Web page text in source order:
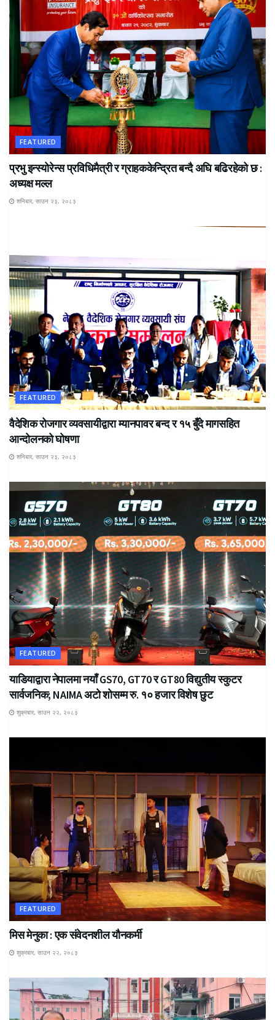
FEATURED
प्रभु इन्स्योरेन्स प्रविधिमैत्री र ग्राहककेन्द्रित बन्दै अघि बढिरहेको छ :
अध्यक्ष मल्ल
शनिबार, साउन २३, २०८३
FEATURED
वैदेशिक रोजगार व्यवसायीद्वारा म्यानपावर बन्द र १५ बुँदे मागसहित
आन्दोलनको घोषणा
शनिबार, साउन २३, २०८३
FEATURED
याडियाद्वारा नेपालमा नयाँ GS70, GT70 र GT80 विद्युतीय स्कुटर
सार्वजनिक; NAIMA अटो शोसम्म रु. १० हजार विशेष छुट
शुक्रबार, साउन २२, २०८३
FEATURED
मिस मेनुका : एक संवेदनशील यौनकर्मी
शुक्रबार, साउन २२, २०८३